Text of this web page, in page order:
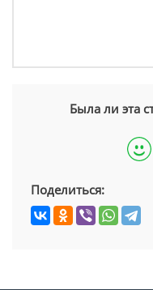
Была ли эта
Поделиться: